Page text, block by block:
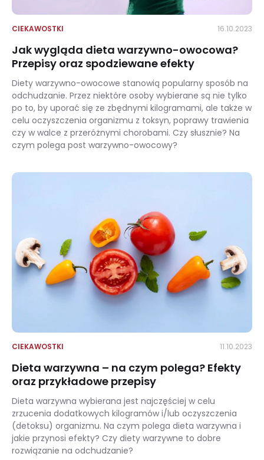
CIEKAWOSTKI 16.10.2023
Jak wygląda dieta warzywno-owocowa?
Przepisy oraz spodziewane efekty
Diety warzywno-owocowe stanowią popularny sposób na
odchudzanie. Przez niektóre osoby wybierane są nie tylko
po to, by uporać się ze zbędnymi kilogramami, ale także w
celu oczyszczenia organizmu z toksyn, poprawy trawienia
czy w walce z przeróżnymi chorobami. Czy słusznie? Na
czym polega post warzywno-owocowy?
CIEKAWOSTKI 11.10.2023
Dieta warzywna – na czym polega? Efekty
oraz przykładowe przepisy
Dieta warzywna wybierana jest najczęściej w celu
zrzucenia dodatkowych kilogramów i/lub oczyszczenia
(detoksu) organizmu. Na czym polega dieta warzywna i
jakie przynosi efekty? Czy diety warzywne to dobre
rozwiązanie na odchudzanie?